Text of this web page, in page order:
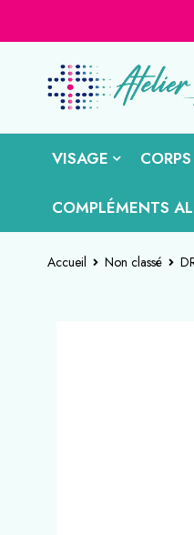
VISAGE CORPS
COMPLÉMENTS
Accueil Non classé